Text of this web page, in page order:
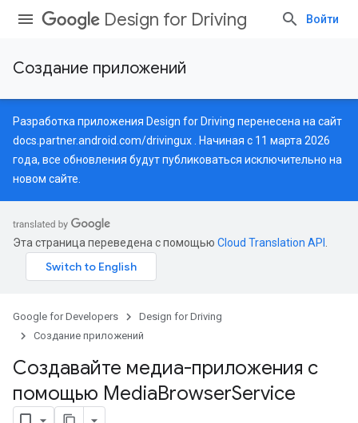
Design for Driving Войти
Создание приложений
Разработка приложения Design for Driving перенесена на сайт
docs.partner.android.com/drivingux . Начиная с 11 марта 2026
года, все обновления будут публиковаться исключительно на
новом сайте.
Эта страница переведена с помощью Cloud Translation API
Google for Developers
Design for Driving
Создание приложений
Создавайте медиа-приложения с
помощью MediaBrowserService